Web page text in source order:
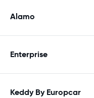
Alamo
Enterprise
Keddy By Europcar